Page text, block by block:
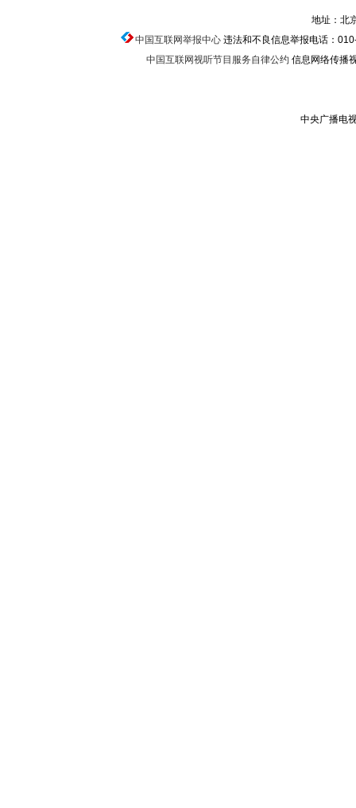
地址：北
中国互联网举报中心违法和不良信息举报电话：
中国互联网视听节目服务自律公约 信息网络传播
中央广播电